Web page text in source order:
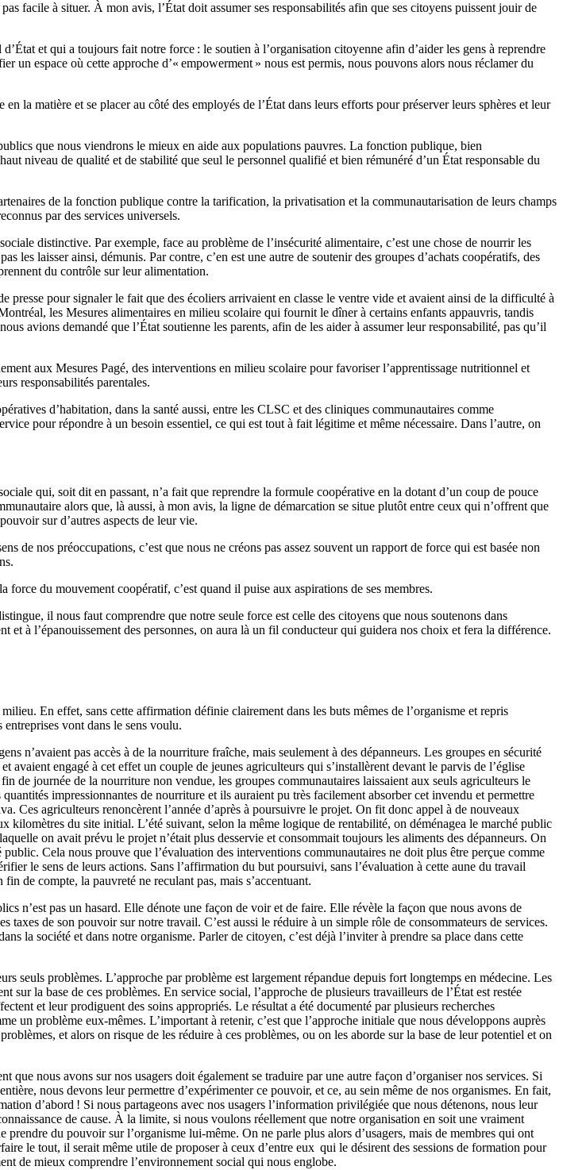
facile à situer. À mon avis, l’État doit assumer ses responsabilités afin que ses citoyens puissent jouir de
et qui a toujours fait notre force : le soutien à l’organisation citoyenne afin d’aider les gens à reprendre
espace où cette approche d’« empowerment » nous est permis, nous pouvons alors nous réclamer du
la matière et se placer au côté des employés de l’État dans leurs efforts pour préserver leurs sphères et leur
que nous viendrons le mieux en aide aux populations pauvres. La fonction publique, bien
niveau de qualité et de stabilité que seul le personnel qualifié et bien rémunéré d’un État responsable du
de la fonction publique contre la tarification, la privatisation et la communautarisation de leurs champs
par des services universels.
distinctive. Par exemple, face au problème de l’insécurité alimentaire, c’est une chose de nourrir les
laisser ainsi, démunis. Par contre, c’en est une autre de soutenir des groupes d’achats coopératifs, des
du contrôle sur leur alimentation.
pour signaler le fait que des écoliers arrivaient en classe le ventre vide et avaient ainsi de la difficulté à
les Mesures alimentaires en milieu scolaire qui fournit le dîner à certains enfants appauvris, tandis
avions demandé que l’État soutienne les parents, afin de les aider à assumer leur responsabilité, pas qu’il
aux Mesures Pagé, des interventions en milieu scolaire pour favoriser l’apprentissage nutritionnel et
responsabilités parentales.
d’habitation, dans la santé aussi, entre les CLSC et des cliniques communautaires comme
pour répondre à un besoin essentiel, ce qui est tout à fait légitime et même nécessaire. Dans l’autre, on
qui, soit dit en passant, n’a fait que reprendre la formule coopérative en la dotant d’un coup de pouce
alors que, là aussi, à mon avis, la ligne de démarcation se situe plutôt entre ceux qui n’offrent que
sur d’autres aspects de leur vie.
de nos préoccupations, c’est que nous ne créons pas assez souvent un rapport de force qui est basée non
du mouvement coopératif, c’est quand il puise aux aspirations de ses membres.
il nous faut comprendre que notre seule force est celle des citoyens que nous soutenons dans
à l’épanouissement des personnes, on aura là un fil conducteur qui guidera nos choix et fera la différence.
En effet, sans cette affirmation définie clairement dans les buts mêmes de l’organisme et repris
vont dans le sens voulu.
n’avaient pas accès à de la nourriture fraîche, mais seulement à des dépanneurs. Les groupes en sécurité
engagé à cet effet un couple de jeunes agriculteurs qui s’installèrent devant le parvis de l’église
de journée de la nourriture non vendue, les groupes communautaires laissaient aux seuls agriculteurs le
impressionnantes de nourriture et ils auraient pu très facilement absorber cet invendu et permettre
Ces agriculteurs renoncèrent l’année d’après à poursuivre le projet. On fit donc appel à de nouveaux
du site initial. L’été suivant, selon la même logique de rentabilité, on déménagea le marché public
on avait prévu le projet n’était plus desservie et consommait toujours les aliments des dépanneurs. On
Cela nous prouve que l’évaluation des interventions communautaires ne doit plus être perçue comme
le sens de leurs actions. Sans l’affirmation du but poursuivi, sans l’évaluation à cette aune du travail
de compte, la pauvreté ne reculant pas, mais s’accentuant.
n’est pas un hasard. Elle dénote une façon de voir et de faire. Elle révèle la façon que nous avons de
taxes de son pouvoir sur notre travail. C’est aussi le réduire à un simple rôle de consommateurs de services.
la société et dans notre organisme. Parler de citoyen, c’est déjà l’inviter à prendre sa place dans cette
seuls problèmes. L’approche par problème est largement répandue depuis fort longtemps en médecine. Les
sur la base de ces problèmes. En service social, l’approche de plusieurs travailleurs de l’État est restée
et leur prodiguent des soins appropriés. Le résultat a été documenté par plusieurs recherches
un problème eux-mêmes. L’important à retenir, c’est que l’approche initiale que nous développons auprès
et alors on risque de les réduire à ces problèmes, ou on les aborde sur la base de leur potentiel et on
nous avons sur nos usagers doit également se traduire par une autre façon d’organiser nos services. Si
nous devons leur permettre d’expérimenter ce pouvoir, et ce, au sein même de nos organismes. En fait,
d’abord ! Si nous partageons avec nos usagers l’information privilégiée que nous détenons, nous leur
de cause. À la limite, si nous voulons réellement que notre organisation en soit une vraiment
du pouvoir sur l’organisme lui-même. On ne parle plus alors d’usagers, mais de membres qui ont
le tout, il serait même utile de proposer à ceux d’entre eux qui le désirent des sessions de formation pour
de mieux comprendre l’environnement social qui nous englobe.